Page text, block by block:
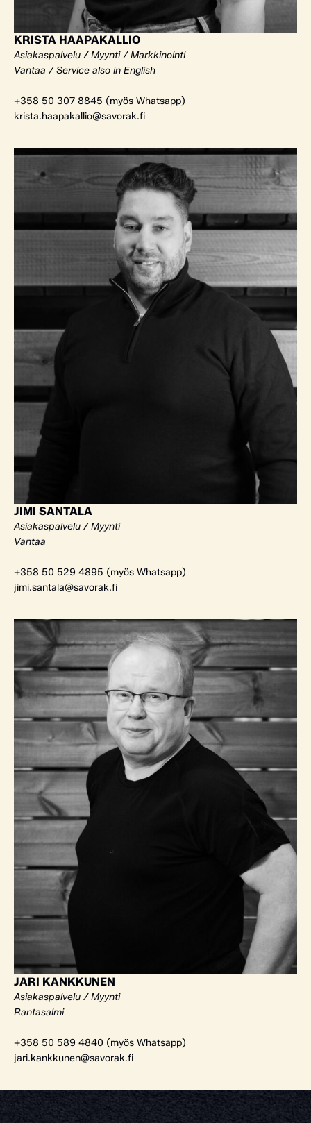
KRISTA HAAPAKALLIO
Asiakaspalvelu / Myynti / Markkinointi
Vantaa / Service also in English
+358 50 307 8845 (myös Whatsapp)
krista.haapakallio@savorak.fi
JIMI SANTALA
Asiakaspalvelu / Myynti
Vantaa
+358 50 529 4895 (myös Whatsapp)
jimi.santala@savorak.fi
JARI KANKKUNEN
Asiakaspalvelu / Myynti
Rantasalmi
+358 50 589 4840 (myös Whatsapp)
jari.kankkunen@savorak.fi